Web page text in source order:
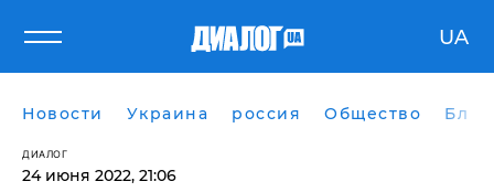
UA
Новости Украина россия Общество
ДИАЛОГ
24 июня 2022, 21:06